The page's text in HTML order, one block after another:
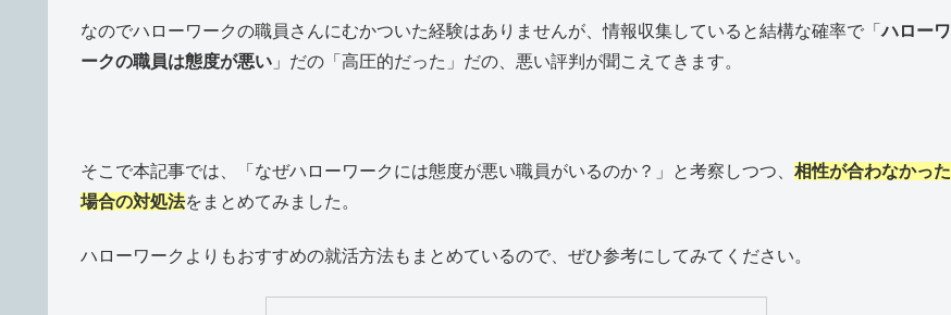
なのでハローワークの職員さんにむかついた経験はありませんが、情報収集していると結構な確率で「ハローワ
ークの職員は態度が悪い 」だの「高圧的だった」だの、悪い評判が聞こえてきます。
そこで本記事では、「なぜハローワークには態度が悪い職員がいるのか？」と考察しつつ、 相性が合わなかった
場合の対処法をまとめてみました。
ハローワークよりもおすすめの就活方法もまとめているので、ぜひ参考にしてみてください。